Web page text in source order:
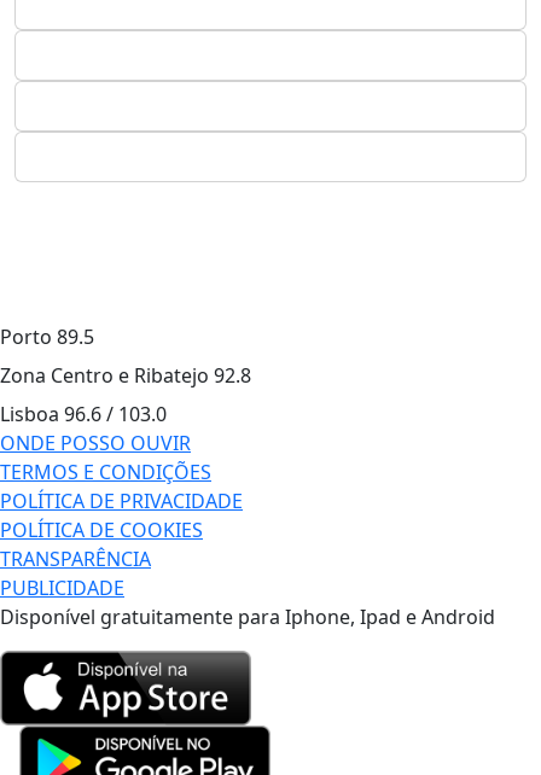
Porto 89.5
Zona Centro e Ribatejo 92.8
Lisboa 96.6 / 103.0
ONDE POSSO OUVIR
TERMOS E CONDIÇÕES
POLÍTICA DE PRIVACIDADE
POLÍTICA DE COOKIES
TRANSPARÊNCIA
PUBLICIDADE
Disponível gratuitamente para Iphone, Ipad e Android